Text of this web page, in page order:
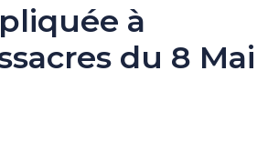
à
du 8 Mai